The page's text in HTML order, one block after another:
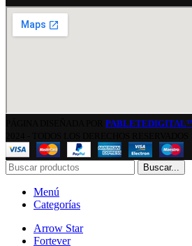
Buscar...
Menú
Categorías
Arrow Star
Fortever